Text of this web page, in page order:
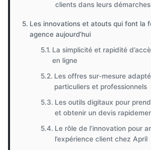
clients dans leurs démarches
Les innovations et atouts qui font la
agence aujourd’hui
La simplicité et rapidité
en ligne
Les offres sur-mesure
particuliers et professionnels
Les outils digitaux pour
et obtenir un devis
Le rôle de l’innovation pour
l’expérience client chez April